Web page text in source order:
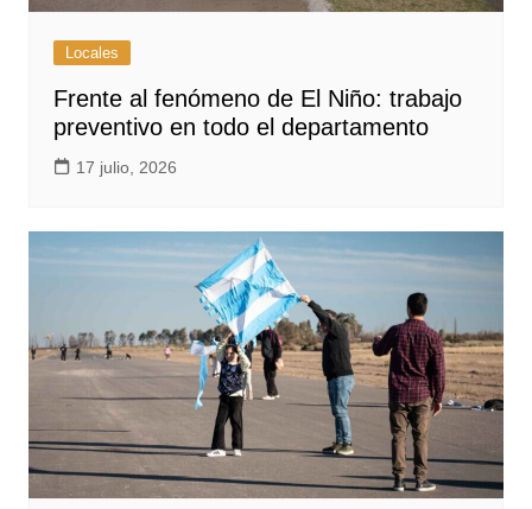
Locales
Frente al fenómeno de El Niño: trabajo
preventivo en todo el departamento
17 julio, 2026